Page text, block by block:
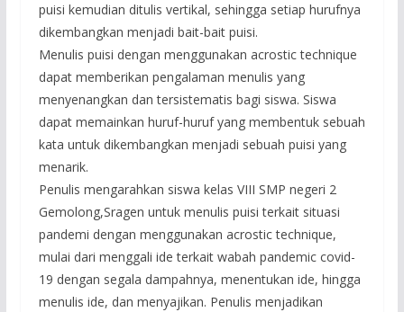
puisi kemudian ditulis vertikal, sehingga setiap hurufnya
dikembangkan menjadi bait-bait puisi.
Menulis puisi dengan menggunakan acrostic technique
dapat memberikan pengalaman menulis yang
menyenangkan dan tersistematis bagi siswa. Siswa
dapat memainkan huruf-huruf yang membentuk sebuah
kata untuk dikembangkan menjadi sebuah puisi yang
menarik.
Penulis mengarahkan siswa kelas VIII SMP negeri 2
Gemolong,Sragen untuk menulis puisi terkait situasi
pandemi dengan menggunakan acrostic technique,
mulai dari menggali ide terkait wabah pandemic covid-
19 dengan segala dampahnya, menentukan ide, hingga
menulis ide, dan menyajikan. Penulis menjadikan